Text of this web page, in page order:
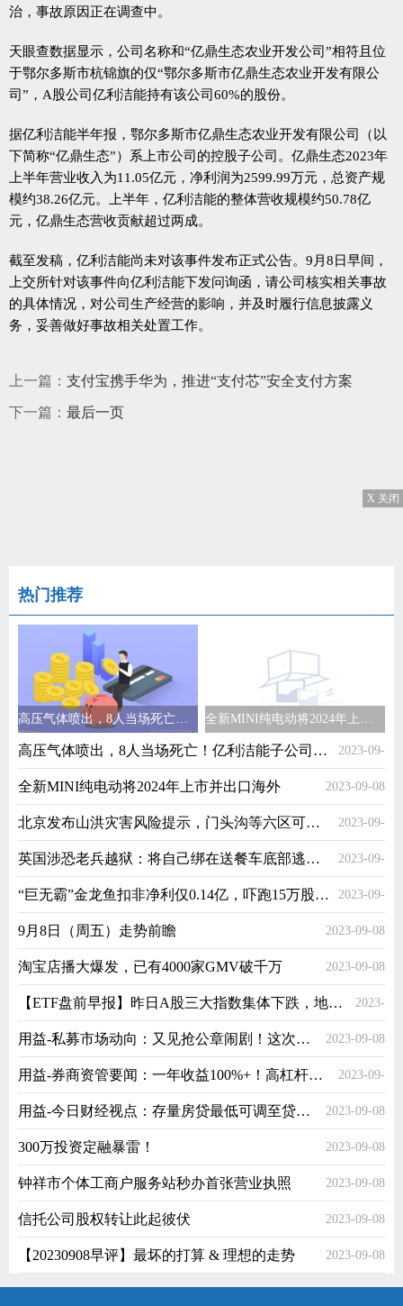
治，事故原因正在调查中。
天眼查数据显示，公司名称和“亿鼎生态农业开发公司”相符且位
于鄂尔多斯市杭锦旗的仅“鄂尔多斯市亿鼎生态农业开发有限公
司”，A股公司亿利洁能持有该公司60%的股份。
据亿利洁能半年报，鄂尔多斯市亿鼎生态农业开发有限公司（以
下简称“亿鼎生态”）系上市公司的控股子公司。亿鼎生态2023年
上半年营业收入为11.05亿元，净利润为2599.99万元，总资产规
模约38.26亿元。上半年，亿利洁能的整体营收规模约50.78亿
元，亿鼎生态营收贡献超过两成。
截至发稿，亿利洁能尚未对该事件发布正式公告。9月8日早间，
上交所针对该事件向亿利洁能下发问询函，请公司核实相关事故
的具体情况，对公司生产经营的影响，并及时履行信息披露义
务，妥善做好事故相关处置工作。
上一篇： 支付宝携手华为，推进“支付芯”安全支付方案
下一篇： 最后一页
X 关闭
热门推荐
高压气体喷出，8人当场死亡！亿利洁能子公司出现事故，公司回应来了 全新MINI纯电动将2024年上市并出口海外
高压气体喷出，8人当场死亡！亿利洁能子公司出现事故，公司回应来了 2023-09-
08
全新MINI纯电动将2024年上市并出口海外 2023-09-08
北京发布山洪灾害风险提示，门头沟等六区可能发生山洪风险 2023-09-
08
英国涉恐老兵越狱：将自己绑在送餐车底部逃出 警方展开全国搜捕 2023-09-
08
“巨无霸”金龙鱼扣非净利仅0.14亿，吓跑15万股东后将走向何处？ 2023-09-
08
9月8日（周五）走势前瞻 2023-09-08
淘宝店播大爆发，已有4000家GMV破千万 2023-09-08
【ETF盘前早报】昨日A股三大指数集体下跌，地产ETF(159707)成交额大幅放量超6559万元，换手率达13.71% 2023-
09-08
用益-私募市场动向：又见抢公章闹剧！这次是私募 2023-09-08
用益-券商资管要闻：一年收益100%+！高杠杆DMA资管产品曝光！ 2023-09-
08
用益-今日财经视点：存量房贷最低可调至贷款时全国下限 2023-09-08
300万投资定融暴雷！ 2023-09-08
钟祥市个体工商户服务站秒办首张营业执照 2023-09-08
信托公司股权转让此起彼伏 2023-09-08
【20230908早评】最坏的打算 & 理想的走势 2023-09-08